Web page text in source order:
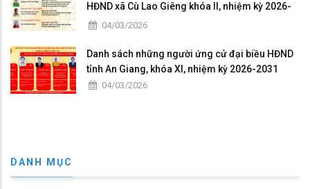
HĐND xã Cù Lao Giêng khóa II, nhiệm kỳ 2026-
2031 theo từng đơn vị bầu cử
04/03/2026
Danh sách những người ứng cử đại biều HĐND
tỉnh An Giang, khóa XI, nhiệm kỳ 2026-2031
04/03/2026
DANH MỤC